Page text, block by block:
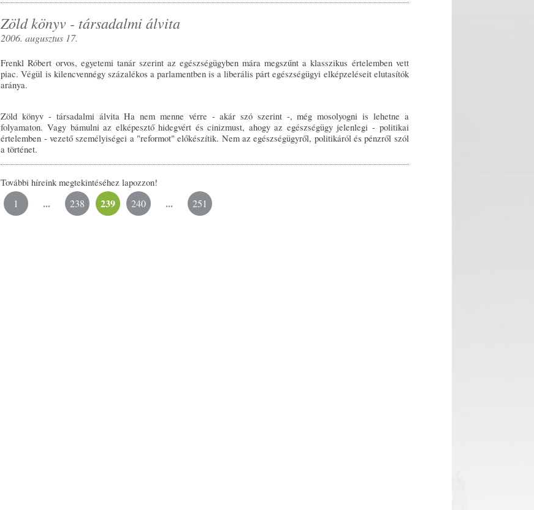
Zöld könyv - társadalmi álvita
2006. augusztus 17.
Frenkl Róbert orvos, egyetemi tanár szerint az egészségügyben mára megszűnt a klasszikus értelemben vett
piac. Végül is kilencvennégy százalékos a parlamentben is a liberális párt egészségügyi elképzeléseit elutasítók
aránya.
Zöld könyv - társadalmi álvita Ha nem menne vérre - akár szó szerint -, még mosolyogni is lehetne a
folyamaton. Vagy bámulni az elképesztő hidegvért és cinizmust, ahogy az egészségügy jelenlegi - politikai
értelemben - vezető személyiségei a "reformot" előkészítik. Nem az egészségügyről, politikáról és pénzről szól
a történet.
További híreink megtekintéséhez lapozzon!
1 ... 238 239 240 ... 251